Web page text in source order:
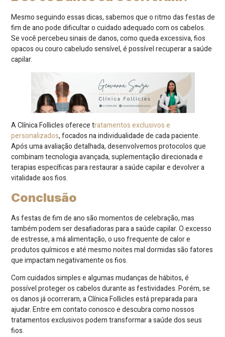
Mesmo seguindo essas dicas, sabemos que o ritmo das festas de
fim de ano pode dificultar o cuidado adequado com os cabelos.
Se você percebeu sinais de danos, como queda excessiva, fios
opacos ou couro cabeludo sensível, é possível recuperar a saúde
capilar.
A Clínica Follicles oferece tratamentos exclusivos e
personalizados, focados na individualidade de cada paciente.
Após uma avaliação detalhada, desenvolvemos protocolos que
combinam tecnologia avançada, suplementação direcionada e
terapias específicas para restaurar a saúde capilar e devolver a
vitalidade aos fios.
Conclusão
As festas de fim de ano são momentos de celebração, mas
também podem ser desafiadoras para a saúde capilar. O excesso
de estresse, a má alimentação, o uso frequente de calor e
produtos químicos e até mesmo noites mal dormidas são fatores
que impactam negativamente os fios.
Com cuidados simples e algumas mudanças de hábitos, é
possível proteger os cabelos durante as festividades. Porém, se
os danos já ocorreram, a Clínica Follicles está preparada para
ajudar. Entre em contato conosco e descubra como nossos
tratamentos exclusivos podem transformar a saúde dos seus
fios.